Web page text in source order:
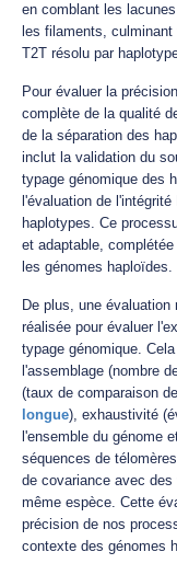
en comblant les
les filaments,
T2T résolu par
Pour évaluer la
complète de la qualité
de la séparation des
inclut la validation du
typage génomique des
l'évaluation de
haplotypes. Ce
et adaptable,
les génomes haploïdes.
De plus, une
réalisée pour évaluer
typage génomique.
l'assemblage (nombre
(taux de comparaison de
longue), exhaustivité
l'ensemble du génome
séquences de
de covariance avec
même espèce. Cette
précision de nos
contexte des génomes